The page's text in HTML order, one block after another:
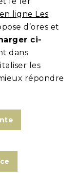
ligne Les
d’ores et
ci-
dans
les
répondre